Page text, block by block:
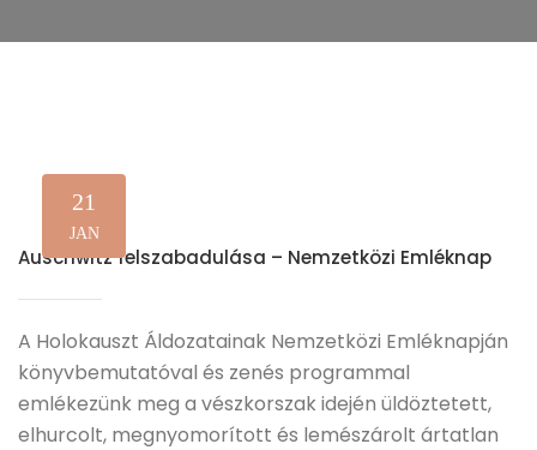
21
JAN
Auschwitz felszabadulása – Nemzetközi Emléknap
A Holokauszt Áldozatainak Nemzetközi Emléknapján
könyvbemutatóval és zenés programmal
emlékezünk meg a vészkorszak idején üldöztetett,
elhurcolt, megnyomorított és lemészárolt ártatlan